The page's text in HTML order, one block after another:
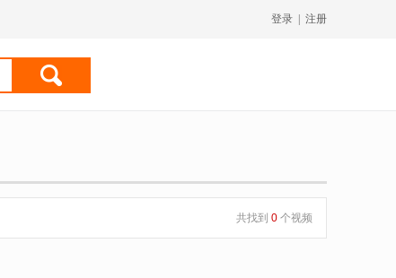
登录 注册
共找到 0 个视频